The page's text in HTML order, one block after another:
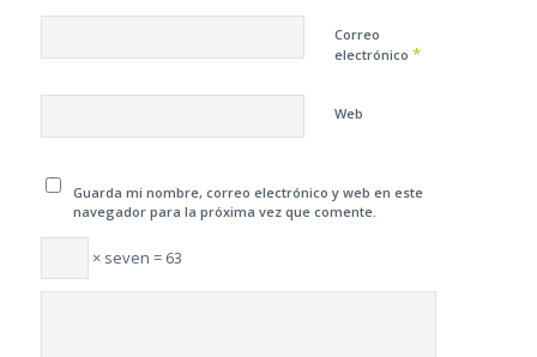
Correo
electrónico *
Web
Guarda mi nombre, correo electrónico y web en este
navegador para la próxima vez que comente.
× seven = 63